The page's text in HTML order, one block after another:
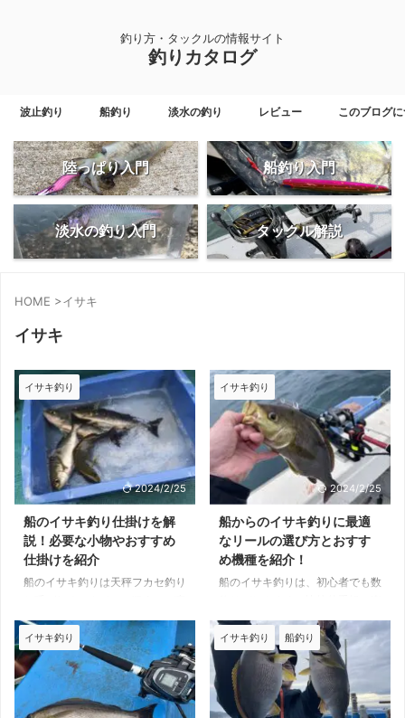
釣り方・タックルの情報サイト
釣りカタログ
波止釣り 船釣り 淡水の釣り レビュー このブログ
陸っぱり入門 船釣り入門
淡水の釣り入門 タックル解説
HOME >イサキ
イサキ
イサキ釣り
2024/2/25
船のイサキ釣り仕掛けを解
説！必要な小物やおすすめ
仕掛けを紹介
船のイサキ釣りは天秤フカセ釣り
番です。 専用の仕掛けが必要な
のはもちろん、天秤やコマセカゴ
など、仕掛け以外に必要な小物も
多くあります。 本記事では、イ
サキ釣りの仕掛けを解説し、選び
方やおすすめアイテムを紹介しま
イサキ釣り
2024/2/25
船からのイサキ釣りに最適
なリールの選び方とおすす
め機種を紹介！
船のイサキ釣りは、初心者でも数
しめる釣りです。 釣れるタイミ
ングには入れ喰いもあるため、効
率良く快適に釣りを楽しむために
は、適切なリール選びも重要。
本記事では、船からのイサキ釣り
に適したリールの選び方やおすす
イサキ釣り イサキ釣り 船釣り